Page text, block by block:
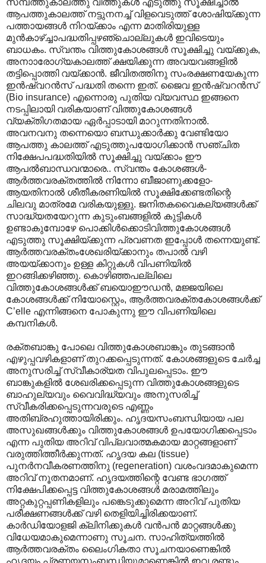
ആപത്തുകാലത്ത് നട്ടുനനച്ച് വിളവെടുത്ത് ശോഷിയ്ക്കുന്ന
പത്തായങ്ങൾ നിറയ്ക്കാം എന്ന മാതിരിയുള്ള
മുൻ‌കാഴ്ച്ചാപദ്ധതിപ്പഴഞ്ചൊല്ലുകൾ ഇവിടെയും
ബാധകം. സ്വന്തം വിത്തുകോശങ്ങൾ സൂക്ഷിച്ചു വയ്ക്കുക,
അനാ‍ാരോഗ്യകാലത്ത് ക്ഷയിക്കുന്ന അവയവങ്ങളിൽ
തട്ടിപ്പൊത്തി വയ്ക്കാൻ. ജീവിതത്തിനു സംരക്ഷണയേകുന്ന
ഇൻഷ്വറൻസ് പദ്ധതി തന്നെ ഇത്. ജൈവ ഇൻഷ്വറൻസ്
(Bio insurance) എന്നൊരു പുതിയ വ്യവസ്ഥ ഇങ്ങനെ
നടപ്പിലായി വരികയാണ് വിത്തുകോശങ്ങൾ
വ്യക്തിഗതമായ ഏർപ്പാടായി മാറുന്നതിനാൽ.
അവനവനു തന്നെയൊ ബന്ധുക്കാർക്കു വേണ്ടിയോ
ആപത്തു കാലത്ത് എടുത്തുപയോഗിക്കാൻ സഞ്ചിത
നിക്ഷേപപദ്ധതിയിൽ സൂക്ഷിച്ചു വയ്ക്കാം ഈ
ആപൽബാന്ധവന്മാരെ.. സ്വന്തം കോശങ്ങൾ-
ആർത്തവരക്തത്തിൽ നിന്നോ ബീജാണുക്കളോ-
ആയതിനാൽ ശീതീകരണിയിൽ സൂക്ഷിക്കേണ്ടതിന്റെ
ചിലവു മാത്രമേ വരികയുള്ളു. ജനിതകവൈകല്യങ്ങൾക്ക്
സാദ്ധ്യതയേറുന്ന കുടുംബങ്ങളിൽ കുട്ടികൾ
ഉണ്ടാകുമ്പോഴേ പൊക്കിൾക്കൊടിവിത്തുകോശങ്ങൾ
എടുത്തു സൂക്ഷിയ്ക്കുന്ന പ്രവണത ഇപ്പോൾ തന്നെയുണ്ട്.
ആർത്തവരക്തംശേഖരിയ്ക്കാനും തപാൽ വഴി
അയയ്ക്കാനും ഉള്ള കിറ്റുകൾ വിപണിയിൽ
ഇറങ്ങിക്കഴിഞ്ഞു. കൊഴിഞ്ഞപല്ലിലെ
വിത്തുകോശങ്ങൾക്ക് ബയൊഈഡൻ, മജ്ജയിലെ
കോശങ്ങൾക്ക് നിയോസ്റ്റെം, ആർത്തവരക്തകോശങ്ങൾക്ക്
C’elle എന്നിങ്ങനെ പോകുന്നു ഈ വിപണിയിലെ
കമ്പനികൾ.
രക്തബാ‍ങ്കു പോലെ വിത്തുകോശബാങ്കും തുടങ്ങാൻ
എഴുപ്പവഴികളാണ് തുറക്കപ്പെടുന്നത്. കോശങ്ങളുടെ ചേർച്ച
അനുസരിച്ച് സ്വീകാര്യത വിപുലപ്പെടാം. ഈ
ബാങ്കുകളിൽ ശേഖരിക്കപ്പെടുന്ന വിത്തുകോശങ്ങളുടെ
ബാഹുല്യവും വൈവിദ്ധ്യവും അനുസരിച്ച്
സ്വീകരിക്കപ്പെടുന്നവരുടെ എണ്ണം
അതിബ്രഹുത്തായിരിക്കും. ഹൃദയസംബന്ധിയായ പല
അസുഖങ്ങൾക്കും വിത്തുകോശങ്ങൾ ഉപയോഗിക്കപ്പെടാം
എന്ന പുതിയ അറിവ് വിപ്ലവാത്മകമായ മാറ്റങ്ങളാണ്
വരുത്തിത്തീർക്കുന്നത്. ഹൃദയ കല (tissue)
പുനർനവീകരണത്തിനു (regeneration) വശംവദമാകുമെന്ന
അറിവ് നൂതനമാണ്. ഹൃദയത്തിന്റെ വേണ്ട ഭാഗത്ത്
നിക്ഷേപിക്കപ്പെട്ട വിത്തുകോശങ്ങൾ മരാമത്തിലും
അറ്റകുറ്റപ്പണികളിലും പങ്കെടുക്കുമെന്ന അറിവ് പുതിയ
പരീക്ഷണങ്ങൾക്ക് വഴി തെളിയിച്ചിരിക്കയാണ്.
കാർഡിയോളജി ക്ലിനിക്കുകൾ വൻപൻ മാറ്റങ്ങൾക്കു
വിധേയമാകുമെന്നാണു സൂചന. സാഹിത്യത്തിൽ
ആർത്തവരക്തം ലൈംഗികതാ സൂചനയാണെങ്കിൽ
ഹൃദയം പ്രണയസംബന്ധിയുമാണെങ്കിൽ ഇവ രണ്ടും